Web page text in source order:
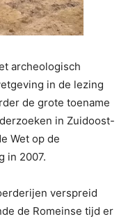
archeologisch
in de lezing
de grote toename
in Zuidoost-
Wet op de
in 2007.
verspreid
de Romeinse tijd er